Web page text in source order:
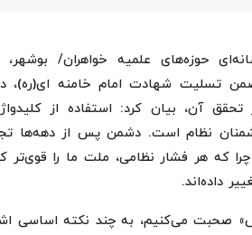
حوزه‌های علمیه خواهران/ بوشهر،
تسلیت شهادت امام خامنه ای(ره)،
آن، بیان کرد: استفاده از
نظام است. دشمن پس از دهه‌ها
چرا که هر فشار نظامی، ملت ما را
داده‌اند.
می‌کنیم، به چند نکته اساسی